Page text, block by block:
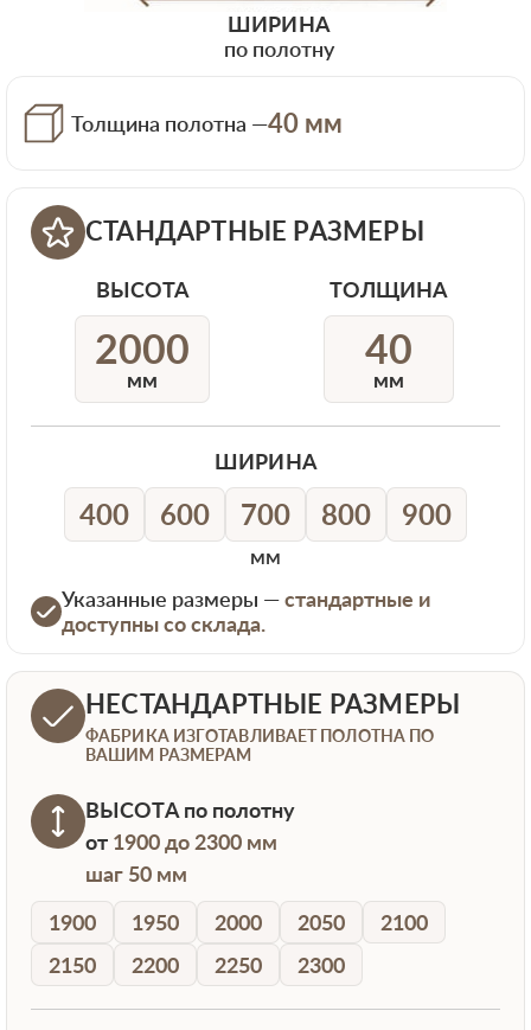
ШИРИНА
по полотну
Толщина полотна —40 мм
СТАНДАРТНЫЕ РАЗМЕРЫ
ВЫСОТА
2000
мм
ШИРИНА
400 600 700 800 900
мм
ТОЛЩИНА
40
мм
Указанные размеры —стандартные и
доступны со склада.
НЕСТАНДАРТНЫЕ РАЗМЕРЫ
ФАБРИКА ИЗГОТАВЛИВАЕТ ПОЛОТНА ПО
ВАШИМ РАЗМЕРАМ
ВЫСОТАпо полотну
от 1900 до 2300 мм
шаг 50 мм
1900
1950 2000 2050
2100
2150
2200 2250 2300